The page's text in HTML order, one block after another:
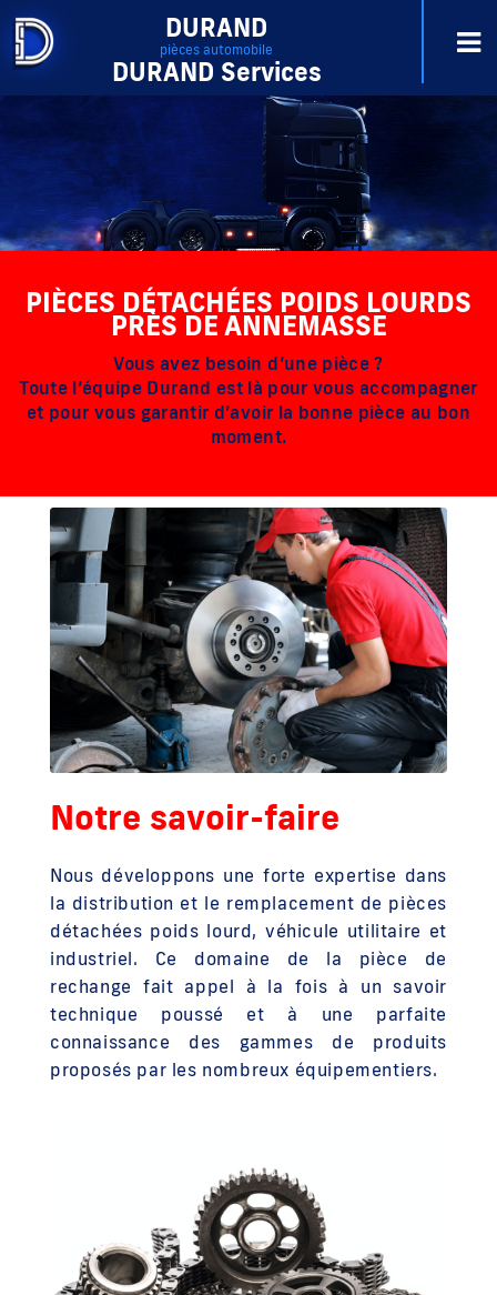
DURAND
pièces automobile
DURAND Services
PIÈCES DÉTACHÉES POIDS LOURDS
PRÈS DE ANNEMASSE
Vous avez besoin d’une pièce ?
Toute l’équipe Durand est là pour vous accompagner
et pour vous garantir d’avoir la bonne pièce au bon
moment.
Notre savoir-faire
Nous développons une forte expertise dans
la distribution et le remplacement de pièces
détachées poids lourd, véhicule utilitaire et
industriel. Ce domaine de la pièce de
rechange fait appel à la fois à un savoir
technique poussé et à une parfaite
connaissance des gammes de produits
proposés par les nombreux équipementiers.